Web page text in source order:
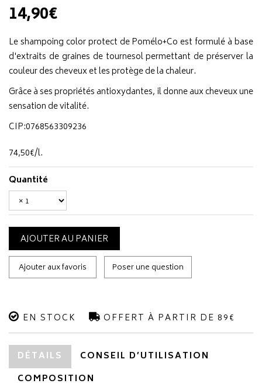
14,90€
Le shampoing color protect de Pomélo+Co est formulé à base
d'extraits de graines de tournesol permettant de préserver la
couleur des cheveux et les protège de la chaleur.
Grâce à ses propriétés antioxydantes, il donne aux cheveux une
sensation de vitalité.
CIP:0768563309236
74,50€/l.
Quantité
AJOUTER AU PANIER
Ajouter aux favoris Poser une question
EN STOCK OFFERT À PARTIR DE 89€
DÉTAILS
CONSEIL D’UTILISATION
COMPOSITION